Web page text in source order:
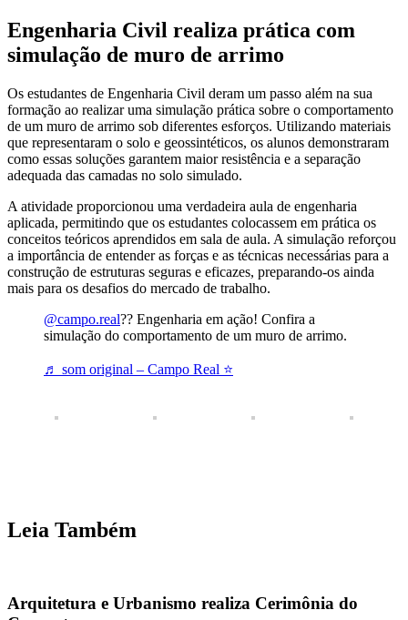
Engenharia Civil realiza prática com
simulação de muro de arrimo
Os estudantes de Engenharia Civil deram um passo além na sua
formação ao realizar uma simulação prática sobre o comportamento
de um muro de arrimo sob diferentes esforços. Utilizando materiais
que representaram o solo e geossintéticos, os alunos demonstraram
como essas soluções garantem maior resistência e a separação
adequada das camadas no solo simulado.
A atividade proporcionou uma verdadeira aula de engenharia
aplicada, permitindo que os estudantes colocassem em prática os
conceitos teóricos aprendidos em sala de aula. A simulação reforçou
a importância de entender as forças e as técnicas necessárias para a
construção de estruturas seguras e eficazes, preparando-os ainda
mais para os desafios do mercado de trabalho.
@campo.real?? Engenharia em ação! Confira a
simulação do comportamento de um muro de arrimo.
♬ som original – Campo Real ⭐
Leia Também
Arquitetura e Urbanismo realiza Cerimônia do